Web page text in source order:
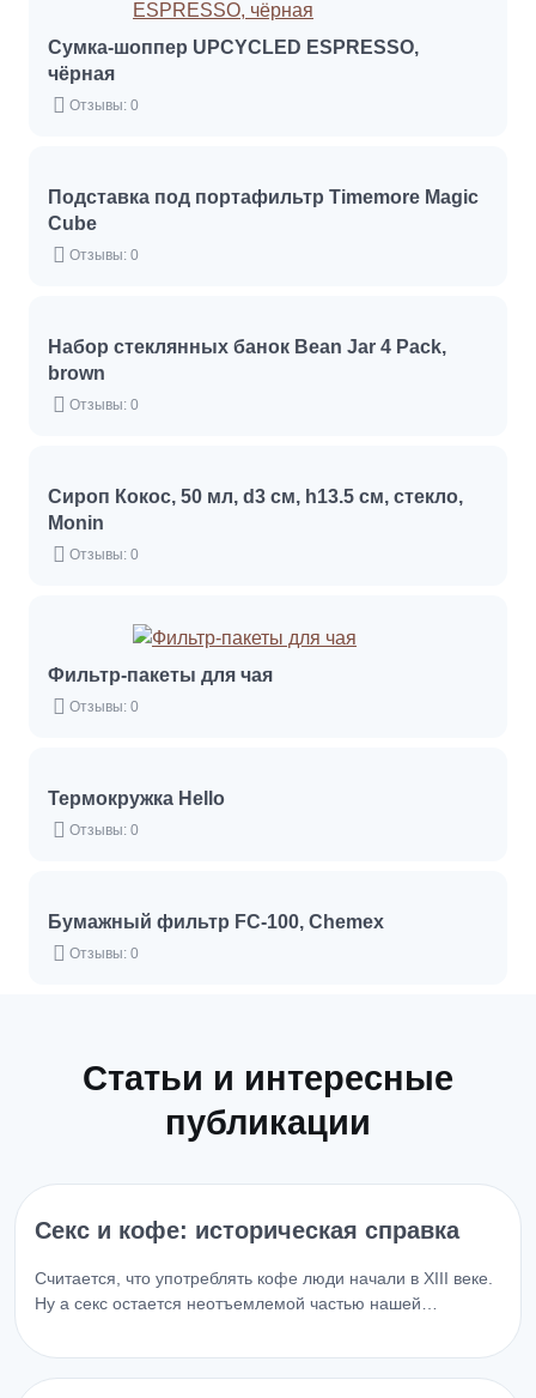
Сумка-шоппер UPCYCLED ESPRESSO,
чёрная
Отзывы: 0
Подставка под портафильтр Timemore Magic
Cube
Отзывы: 0
Набор стеклянных банок Bean Jar 4 Pack,
brown
Отзывы: 0
Сироп Кокос, 50 мл, d3 см, h13.5 см, стекло,
Monin
Отзывы: 0
Фильтр-пакеты для чая
Отзывы: 0
Термокружка Hello
Отзывы: 0
Бумажный фильтр FC-100, Chemex
Отзывы: 0
Статьи и интересные
публикации
Секс и кофе: историческая справка
Считается, что употреблять кофе люди начали в XIII веке.
Ну а секс остается неотъемлемой частью нашей…